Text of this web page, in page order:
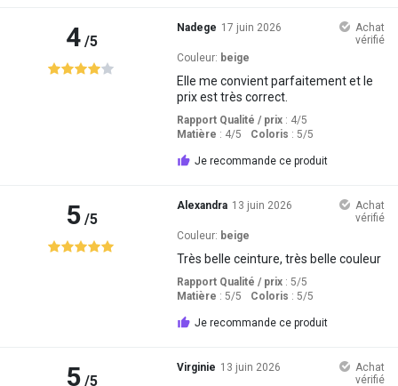
4/5
Nadege 17 juin 2026
Achat
vérifié
Couleur: beige
Elle me convient parfaitement et le
prix est très correct.
Rapport Qualité / prix: 4/5
Matière : 4/5 Coloris : 5/5
Je recommande ce produit
5/5
Alexandra 13 juin 2026
Achat
vérifié
Couleur: beige
Très belle ceinture, très belle couleur
Rapport Qualité / prix: 5/5
Matière : 5/5 Coloris : 5/5
Je recommande ce produit
5/5
Virginie 13 juin 2026
Achat
vérifié